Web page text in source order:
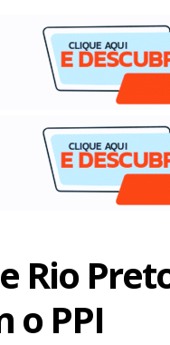
Rio
o PPI